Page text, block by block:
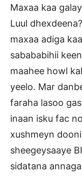
Maxaa kaa
Luul
maxaa adiga
sabababihii
maahee howl
yeelo. Mar
faraha lasoo
inaan isku fac
xushmeyn
sheegeysaaye
sidatana